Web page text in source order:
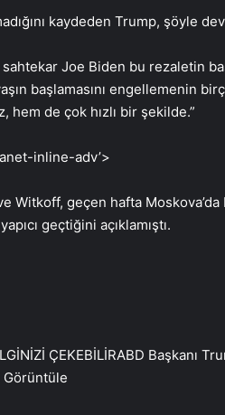
kaydeden Trump, şöyle
sahtekar Joe Biden bu rezaletin
başlamasını engellemenin
hem de çok hızlı bir şekilde.”
inline-adv’>
Witkoff, geçen hafta
geçtiğini açıklamıştı.
ÇEKEBİLİRABD Başkanı
Görüntüle